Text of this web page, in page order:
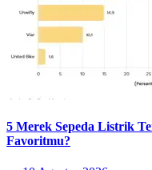
Banyak di Perkotaan
Sumber:
https://jatim.bps.go.id/id/
Statistik Terbaru